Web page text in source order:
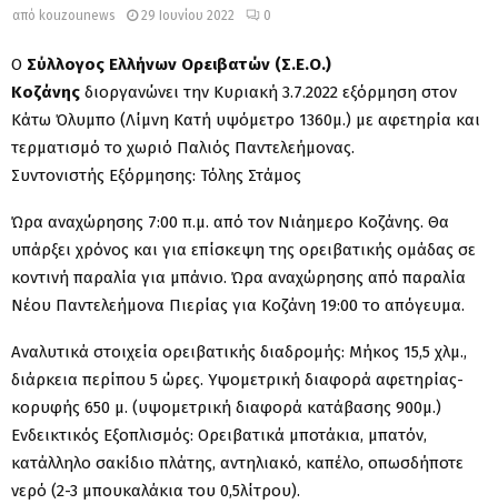
από kouzounews 29 Ιουνίου 2022 0
Ο Σύλλογος Ελλήνων Ορειβατών (Σ.Ε.Ο.)
Κοζάνης διοργανώνει την Κυριακή 3.7.2022 εξόρμηση στον
Κάτω Όλυμπο (Λίμνη Κατή υψόμετρο 1360μ.) με αφετηρία και
τερματισμό το χωριό Παλιός Παντελεήμονας.
Συντονιστής Εξόρμησης: Τόλης Στάμος
Ώρα αναχώρησης 7:00 π.μ. από τον Νιάημερο Κοζάνης. Θα
υπάρξει χρόνος και για επίσκεψη της ορειβατικής ομάδας σε
κοντινή παραλία για μπάνιο. Ώρα αναχώρησης από παραλία
Νέου Παντελεήμονα Πιερίας για Κοζάνη 19:00 το απόγευμα.
Αναλυτικά στοιχεία ορειβατικής διαδρομής: Μήκος 15,5 χλμ.,
διάρκεια περίπου 5 ώρες. Υψομετρική διαφορά αφετηρίας-
κορυφής 650 μ. (υψομετρική διαφορά κατάβασης 900μ.)
Ενδεικτικός Εξοπλισμός: Ορειβατικά μποτάκια, μπατόν,
κατάλληλο σακίδιο πλάτης, αντηλιακό, καπέλο, οπωσδήποτε
νερό (2-3 μπουκαλάκια του 0,5λίτρου).